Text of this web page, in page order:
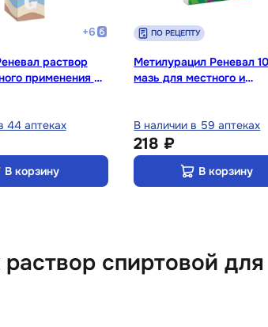
+6
раствор
применения 50
44 аптеках
В корзину
ПО РЕЦЕПТУ
Метилурацил Реневал
мазь для местного и
В наличии в 59 аптеках
218 ₽
В корзину
спиртовой